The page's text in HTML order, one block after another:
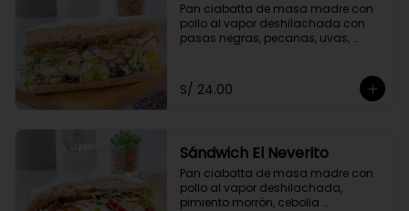
Pan ciabatta de masa madre con
pollo al vapor deshilachada con
pasas negras, pecanas, uvas,
germinados.
S/ 24.00
Sándwich El Neverito
Pan ciabatta de masa madre con
pollo al vapor deshilachada,
pimiento morrón, cebolla